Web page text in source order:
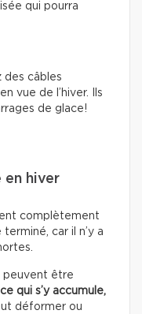
qui pourra
des câbles
vue de l’hiver. Ils
de glace!
en hiver
complètement
car il n’y a
peuvent être
qui s’y accumule,
déformer ou